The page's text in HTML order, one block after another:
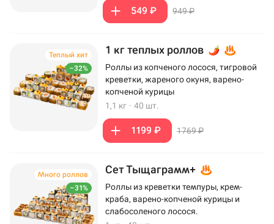
549 ₽ 949 ₽
–32%
Теплый хит 1 кг теплых роллов
Роллы из копченого лосося, тигровой
креветки, жареного окуня, варено-
копченой курицы
1,1 кг · 40 шт.
1199 ₽ 1769 ₽
–31%
Много роллов Сет Тыщаграмм+
Роллы из креветки темпуры, крем-
краба, варено-копченой курицы и
слабосоленого лосося.